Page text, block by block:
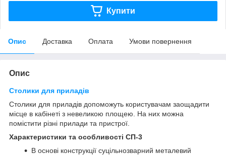
Купити
Опис Доставка Оплата Умови повернення
Опис
Столики для приладів
Столики для приладів допоможуть користувачам заощадити
місце в кабінеті з невеликою площею. На них можна
помістити різні прилади та пристрої.
Характеристики та особливості СП-3
В основі конструкції суцільнозварний металевий